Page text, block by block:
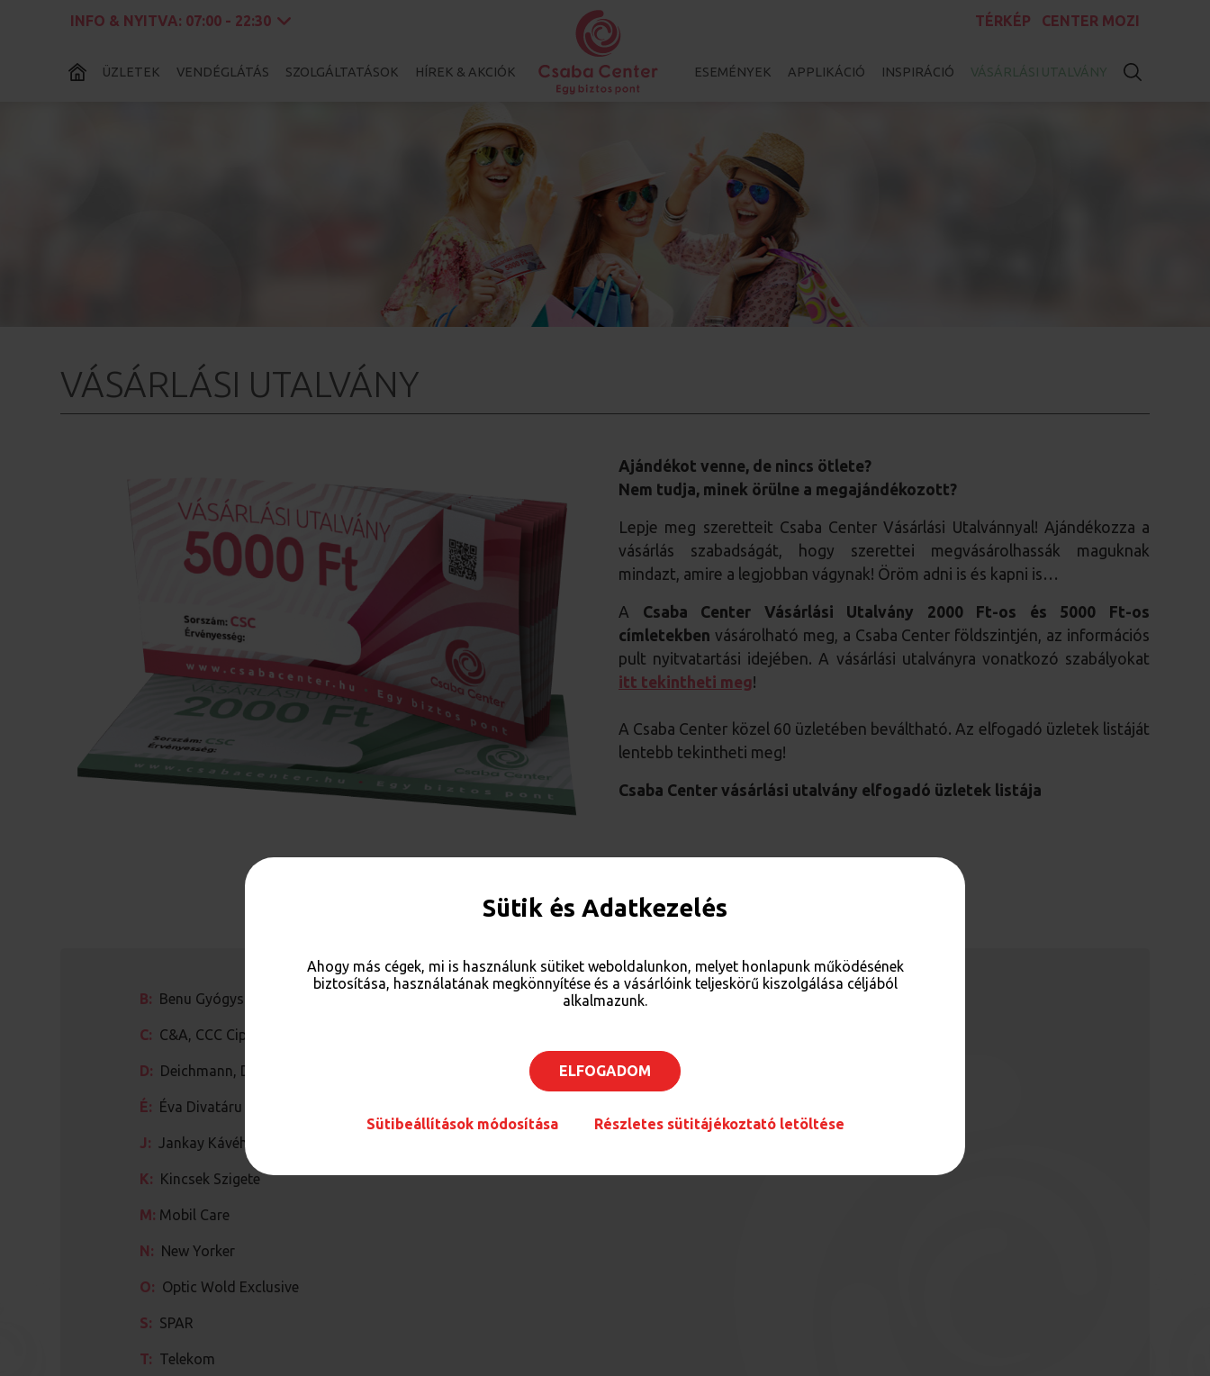
INFO & NYITVA: 07:00 - 22:30 TÉRKÉP CENTER MOZI
ÜZLETEK VENDÉGLÁTÁS SZOLGÁLTATÁSOK HÍREK & AKCIÓK ESEMÉNYEK APPLIKÁCIÓ INSPIRÁCIÓ VÁSÁRLÁSI UTALVÁNY
VÁSÁRLÁSI UTALVÁNY
Ajándékot venne, de nincs ötlete?
Nem tudja, minek örülne a megajándékozott?
Lepje meg szeretteit Csaba Center Vásárlási Utalvánnyal! Ajándékozza a
vásárlás szabadságát, hogy szerettei megvásárolhassák maguknak
mindazt, amire a legjobban vágynak! Öröm adni is és kapni is…
A Csaba Center Vásárlási Utalvány 2000 Ft-os és 5000 Ft-os
címletekben vásárolható meg, a Csaba Center földszintjén, az információs
pult nyitvatartási idejében. A vásárlási utalványra vonatkozó szabályokat
itt tekintheti meg!
A Csaba Center közel 60 üzletében beváltható. Az elfogadó üzletek listáját
lentebb tekintheti meg!
Csaba Center vásárlási utalvány elfogadó üzletek listája
FÖLDSZINT I. EMELET II. EMELET III. EMELET
B: Benu Gyógyszertár
C: C&A, CCC Cipőbolt, Center Optika, Centrum&Áruház
D: Deichmann, Devergo&Friends, dm - drogerie markt
É: Éva Divatáru
J: Jankay Kávéház és Étterem, Juhos Fotó
K: Kincsek Szigete
M: Mobil Care
N: New Yorker
O: Optic Wold Exclusive
S: SPAR
T: Telekom
Sütik és Adatkezelés
Ahogy más cégek, mi is használunk sütiket weboldalunkon, melyet honlapunk működésének
biztosítása, használatának megkönnyítése és a vásárlóink teljeskörű kiszolgálása céljából
alkalmazunk.
ELFOGADOM
Sütibeállítások módosítása Részletes sütitájékoztató letöltése